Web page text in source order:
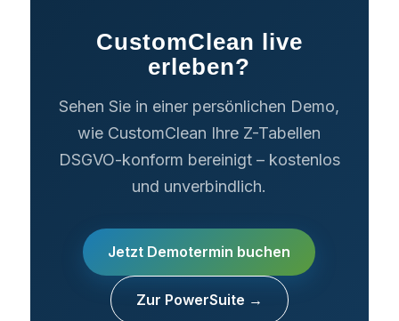
CustomClean live
erleben?
Sehen Sie in einer persönlichen Demo,
wie CustomClean Ihre Z-Tabellen
DSGVO-konform bereinigt – kostenlos
und unverbindlich.
Jetzt Demotermin buchen
Zur PowerSuite →